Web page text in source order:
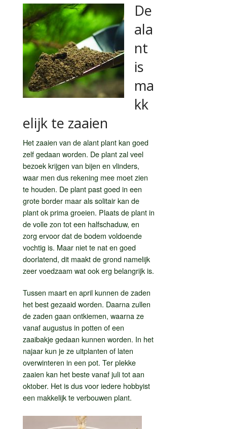
De
ala
nt
is
ma
kk
elijk te zaaien
Het zaaien van de alant plant kan goed
zelf gedaan worden. De plant zal veel
bezoek krijgen van bijen en vlinders,
waar men dus rekening mee moet zien
te houden. De plant past goed in een
grote border maar als solitair kan de
plant ok prima groeien. Plaats de plant in
de volle zon tot een halfschaduw, en
zorg ervoor dat de bodem voldoende
vochtig is. Maar niet te nat en goed
doorlatend, dit maakt de grond namelijk
zeer voedzaam wat ook erg belangrijk is.
Tussen maart en april kunnen de zaden
het best gezaaid worden. Daarna zullen
de zaden gaan ontkiemen, waarna ze
vanaf augustus in potten of een
zaaibakje gedaan kunnen worden. In het
najaar kun je ze uitplanten of laten
overwinteren in een pot. Ter plekke
zaaien kan het beste vanaf juli tot aan
oktober. Het is dus voor iedere hobbyist
een makkelijk te verbouwen plant.